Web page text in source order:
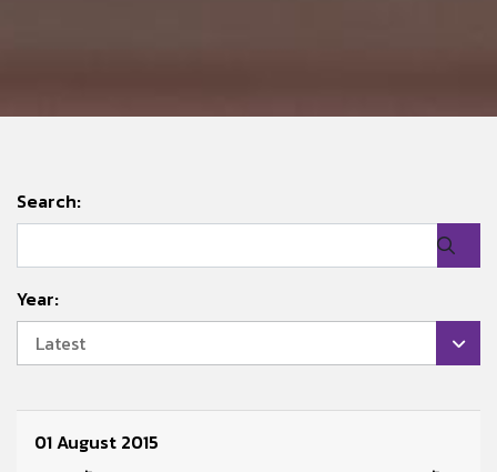
Search:
Year:
Latest
01 August 2015